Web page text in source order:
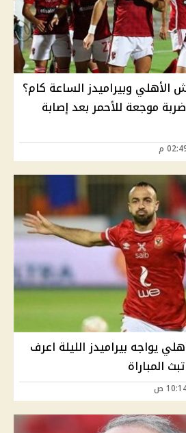
وبيراميدز الساعة كام؟
موجعة للأحمر بعد إصابة
يواجه بيراميدز الليلة اعرف
المباراة